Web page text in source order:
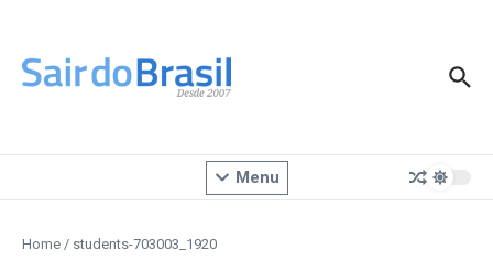
Menu
Home / students-703003_1920